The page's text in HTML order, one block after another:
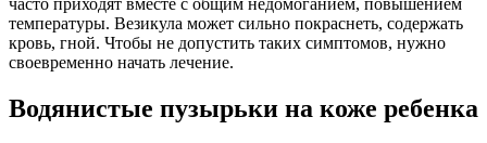
часто приходят вместе с общим недомоганием, повышением
температуры. Везикула может сильно покраснеть, содержать
кровь, гной. Чтобы не допустить таких симптомов, нужно
своевременно начать лечение.
Водянистые пузырьки на коже ребенка